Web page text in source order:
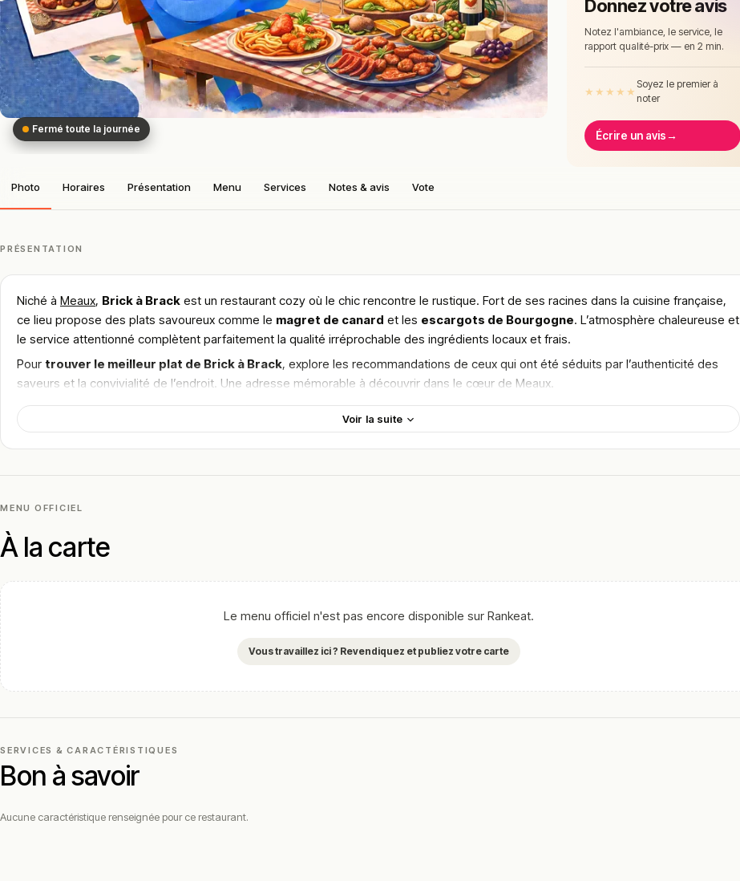
Fermé toute la journée
Donnez votre avis
Notez l'ambiance, le service, le
rapport qualité-prix — en 2 min.
★ ★ ★ ★ ★
Soyez le premier à
noter
Écrire un avis→
Photo Horaires Présentation Menu Services Notes & avis Vote
PRÉSENTATION
Niché à Meaux, Brick à Brack est un restaurant cozy où le chic rencontre le rustique. Fort de ses racines dans la cuisine française,
ce lieu propose des plats savoureux comme le magret de canard et les escargots de Bourgogne. L’atmosphère chaleureuse et
le service attentionné complètent parfaitement la qualité irréprochable des ingrédients locaux et frais.
Pour trouver le meilleur plat de Brick à Brack, explore les recommandations de ceux qui ont été séduits par l’authenticité des
saveurs et la convivialité de l’endroit. Une adresse mémorable à découvrir dans le cœur de Meaux.
Cette description peut contenir des erreurs, n'hésitez pas à nous aider en vous rendant sur :Améliorer la fiche de cet établissement
Voir la suite
MENU OFFICIEL
À la carte
Le menu officiel n'est pas encore disponible sur Rankeat.
Vous travaillez ici ? Revendiquez et publiez votre carte
SERVICES & CARACTÉRISTIQUES
Bon à savoir
Aucune caractéristique renseignée pour ce restaurant.